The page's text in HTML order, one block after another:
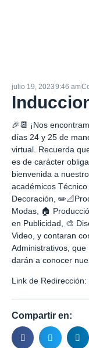
julio 19, 20239:46 am
🎉📆 ¡Nos
días 24 y 25 de
virtual. Recuerda
es de carácter
bienvenida a
académicos
Decoración,
Modas, 🏠
en Publicidad, 🎨
Video, y contaran
Administrativos,
darán a conocer
Link de Redirección:
Compartir en: